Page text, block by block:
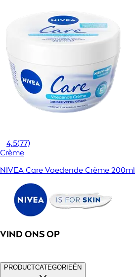
4,5(77)
Crème
NIVEA Care Voedende Crème 200ml
VIND ONS OP
PRODUCTCATEGORIEËN